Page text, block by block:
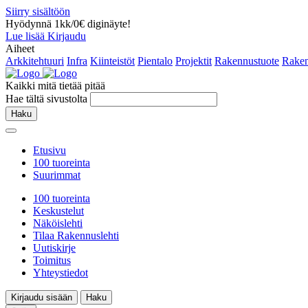
Siirry sisältöön
Hyödynnä 1kk/0€ diginäyte!
Lue lisää Kirjaudu
Aiheet
Arkkitehtuuri Infra Kiinteistöt Pientalo Projektit Rakennustuote
Kaikki mitä tietää pitää
Hae tältä sivustolta
Haku
Etusivu
100 tuoreinta
Suurimmat
100 tuoreinta
Keskustelut
Näköislehti
Tilaa Rakennuslehti
Uutiskirje
Toimitus
Yhteystiedot
Kirjaudu sisään
Haku